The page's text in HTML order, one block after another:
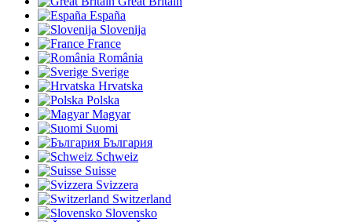
España
Slovenija
France
România
Sverige
Hrvatska
Polska
Magyar
Suomi
България
Schweiz
Suisse
Svizzera
Switzerland
Slovensko